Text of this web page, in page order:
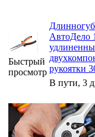
Быстрый
просмотр
АвтоДело
рукоятки
В пути, 3